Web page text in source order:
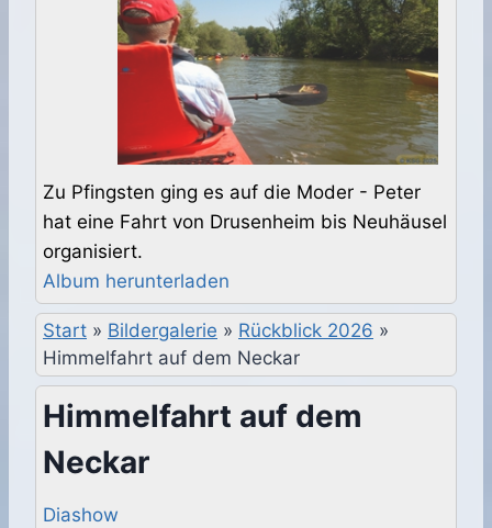
Zu Pfingsten ging es auf die Moder - Peter
hat eine Fahrt von Drusenheim bis Neuhäusel
organisiert.
Album herunterladen
Start » Bildergalerie » Rückblick 2026 »
Himmelfahrt auf dem Neckar
Himmelfahrt auf dem
Neckar
Diashow